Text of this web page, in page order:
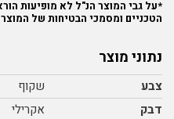
*על גבי המוצר הנ"ל לא מופיעות
הטכניים ומסמכי הבטיחות של
נתוני מוצר
צבע
שקוף
דבק
אקרילי